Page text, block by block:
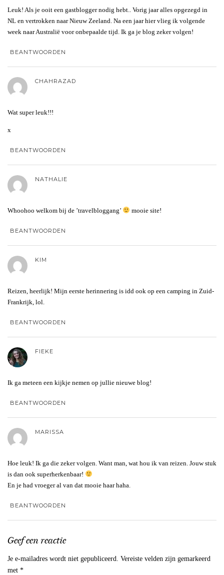
Leuk! Als je ooit een gastblogger nodig hebt.. Vorig jaar alles opgezegd in
NL en vertrokken naar Nieuw Zeeland. Na een jaar hier vlieg ik volgende
week naar Australië voor onbepaalde tijd. Ik ga je blog zeker volgen!
BEANTWOORDEN
CHAHRAZAD
Wat super leuk!!!
x
BEANTWOORDEN
NATHALIE
Whoohoo welkom bij de ’travelbloggang’ mooie site!
BEANTWOORDEN
KIM
Reizen, heerlijk! Mijn eerste herinnering is idd ook op een camping in Zuid-
Frankrijk, lol.
BEANTWOORDEN
FIEKE
Ik ga meteen een kijkje nemen op jullie nieuwe blog!
BEANTWOORDEN
MARISSA
Hoe leuk! Ik ga die zeker volgen. Want man, wat hou ik van reizen. Jouw stuk
is dan ook superherkenbaar!
En je had vroeger al van dat mooie haar haha.
BEANTWOORDEN
Geef een reactie
Je e-mailadres wordt niet gepubliceerd.
Vereiste velden zijn gemarkeerd
met *